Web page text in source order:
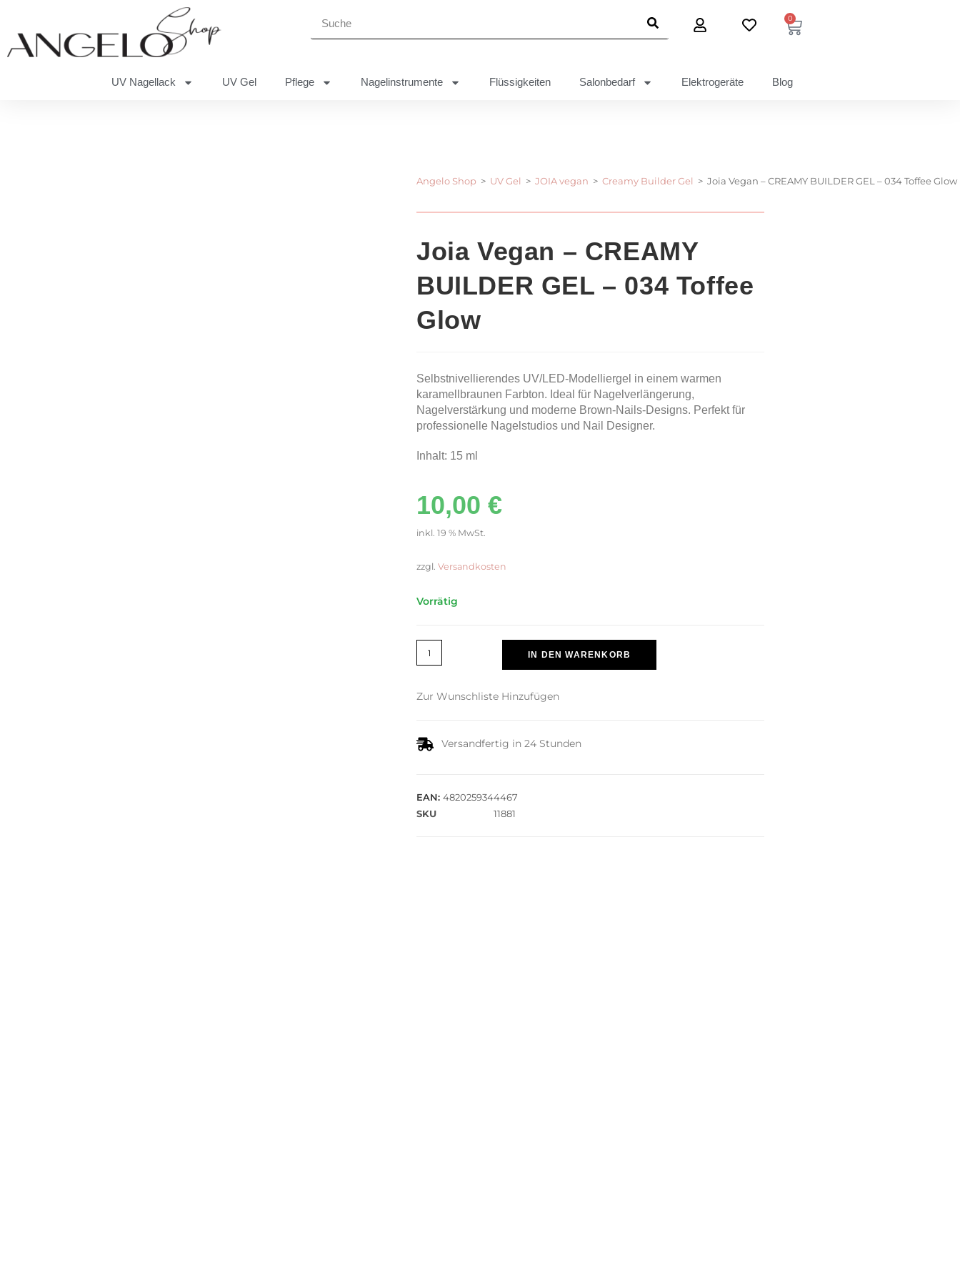
0
UV Nagellack UV Gel Pflege Nagelinstrumente Flüssigkeiten Salonbedarf Elektrogeräte Blog
Angelo Shop > UV Gel > JOIA vegan > Creamy Builder Gel > Joia Vegan – CREAMY BUILDER GEL – 034 Toffee Glow
Joia Vegan – CREAMY
BUILDER GEL – 034 Toffee
Glow
Selbstnivellierendes UV/LED-Modelliergel in einem warmen
karamellbraunen Farbton. Ideal für Nagelverlängerung,
Nagelverstärkung und moderne Brown-Nails-Designs. Perfekt für
professionelle Nagelstudios und Nail Designer.
Inhalt: 15 ml
10,00 €
inkl. 19 % MwSt.
zzgl. Versandkosten
Vorrätig
IN DEN WARENKORB
Zur Wunschliste Hinzufügen
Versandfertig in 24 Stunden
EAN: 4820259344467
SKU
11881